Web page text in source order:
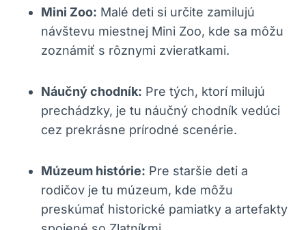
Mini ⁢Zoo: Malé deti si určite zamilujú
návštevu miestnej Mini Zoo, kde sa môžu
zoznámiť s rôznymi zvieratkami.
Náučný⁢ chodník: Pre tých, ktorí milujú
prechádzky, je‍ tu náučný⁣ chodník vedúci
cez prekrásne prírodné ‍scenérie.
Múzeum ‌histórie: ​Pre staršie deti a
rodičov je tu múzeum, kde môžu
preskúmať​ historické pamiatky a artefakty